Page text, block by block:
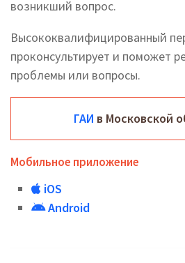
возникший вопрос.
Высококвалифицированный
проконсультирует и поможет
проблемы или вопросы.
ГАИ в Московской
Мобильное приложение
iOS
Android